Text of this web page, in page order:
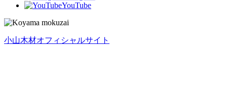
YouTube
小山木材オフィシャルサイト